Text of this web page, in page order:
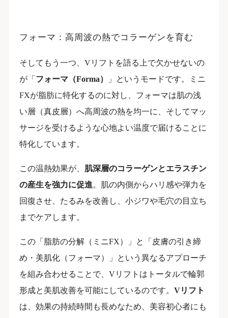
フォーマ：高周波の熱でコラーゲンを育む
そしてもう一つ、Vリフトを語る上で欠かせないの
が「 フォーマ（Forma）
」というモードです。ミニ
FXが脂肪に特化するのに対し、フォーマは肌の浅
い層（真皮層）へ高周波の熱を均一に、そしてマッ
サージを受けるような心地よい温度で届けることに
特化しています。
この温熱効果が、 肌深層のコラーゲンとエラスチン
の産生を強力に促進。肌の内側からハリ感や弾力を
回復させ、たるみを改善し、小ジワや毛穴の目立ち
までケアします。
この「脂肪の分解（ミニFX）」と「皮膚の引き締
め・美肌化（フォーマ）」という異なるアプローチ
を組み合わせることで、Vリフトはトータルで輪郭
形成と美肌改善を可能にしているのです。 Vリフト
は、効果の持続時間も長めなため、美容初心者にも